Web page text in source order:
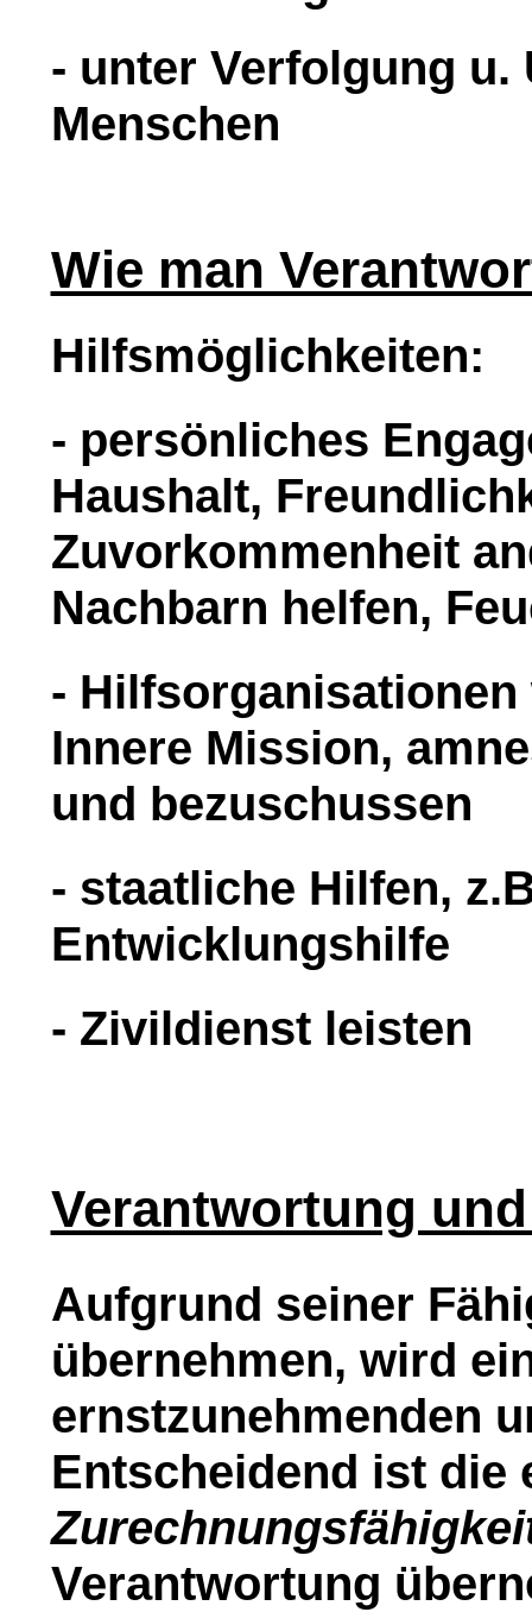
- unter Verfolgung
Menschen
Wie man
Hilfsmöglichkeiten:
- persönliches
Haushalt,
Zuvorkommenheit
Nachbarn helfen,
-
Innere Mission,
und bezuschussen
- staatliche Hilfen,
Entwicklungshilfe
- Zivildienst leisten
Verantwortung
Aufgrund seiner
übernehmen, wird
ernstzunehmenden
Entscheidend ist die
Verantwortung